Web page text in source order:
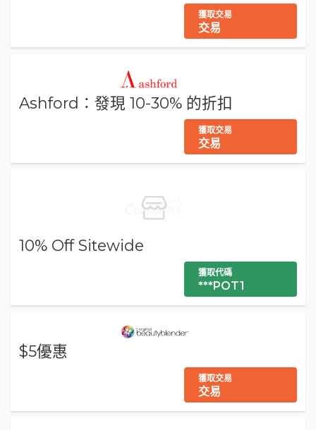
獲取交易
交易
Ashford：發現 10-30% 的折扣
獲取交易
交易
10% Off Sitewide
獲取代碼
***POT1
$5優惠
獲取交易
交易